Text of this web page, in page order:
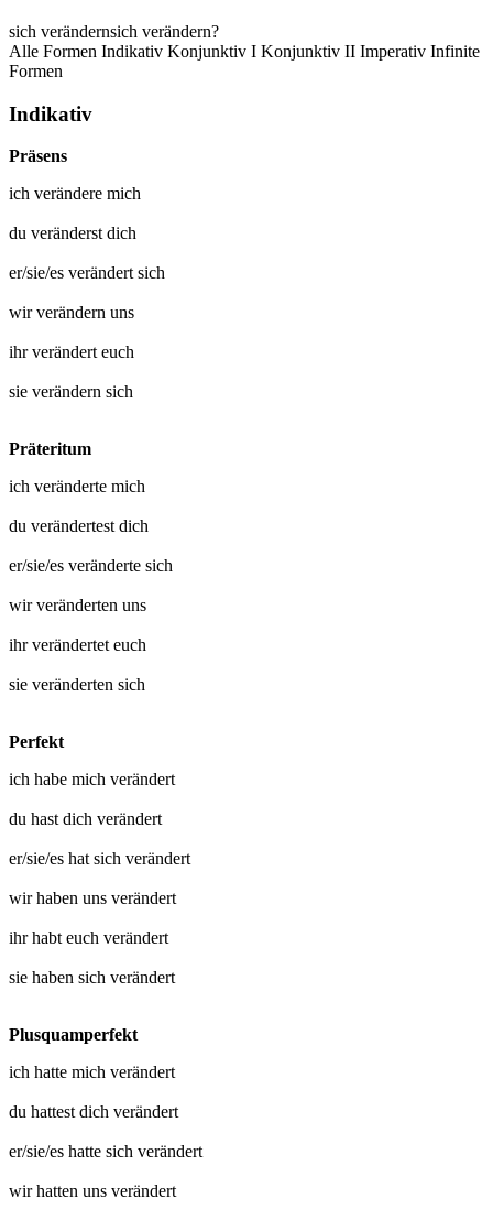
sich verändernsich verändern?
Alle Formen Indikativ Konjunktiv I Konjunktiv II Imperativ Infinite
Formen
Indikativ
Präsens
ich verändere mich
du veränderst dich
er/sie/es verändert sich
wirverändern uns
ihrverändert euch
sie verändern sich
Präteritum
ich veränderte mich
du verändertest dich
er/sie/es veränderte sich
wirveränderten uns
ihrverändertet euch
sie veränderten sich
Perfekt
ich habe mich verändert
du hast dich verändert
er/sie/es hat sich verändert
wir haben uns verändert
ihr habt euch verändert
sie haben sich verändert
Plusquamperfekt
ich hatte mich verändert
du hattest dich verändert
er/sie/es hatte sich verändert
wir hatten uns verändert